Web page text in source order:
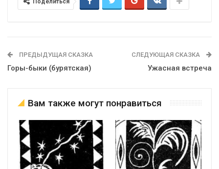
Поделиться
ПРЕДЫДУЩАЯ СКАЗКА
Горы-быки (бурятская)
СЛЕДУЮЩАЯ СКАЗКА
Ужасная встреча
Вам также могут понравиться